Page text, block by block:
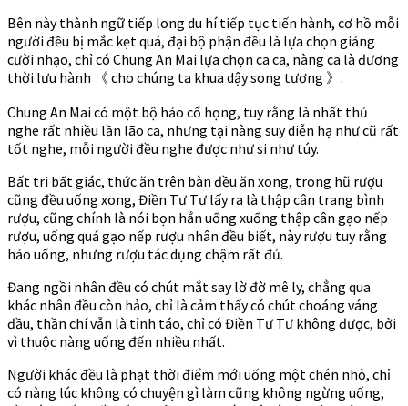
Bên này thành ngữ tiếp long du hí tiếp tục tiến hành, cơ hồ mỗi
người đều bị mắc kẹt quá, đại bộ phận đều là lựa chọn giảng
cười nhạo, chỉ có Chung An Mai lựa chọn ca ca, nàng ca là đương
thời lưu hành 《 cho chúng ta khua dậy song tương 》.
Chung An Mai có một bộ hảo cổ họng, tuy rằng là nhất thủ
nghe rất nhiều lần lão ca, nhưng tại nàng suy diễn hạ như cũ rất
tốt nghe, mỗi người đều nghe được như si như túy.
Bất tri bất giác, thức ăn trên bàn đều ăn xong, trong hũ rượu
cũng đều uống xong, Điền Tư Tư lấy ra là thập cân trang bình
rượu, cũng chính là nói bọn hắn uống xuống thập cân gạo nếp
rượu, uống quá gạo nếp rượu nhân đều biết, này rượu tuy rằng
hảo uống, nhưng rượu tác dụng chậm rất đủ.
Đang ngồi nhân đều có chút mắt say lờ đờ mê ly, chẳng qua
khác nhân đều còn hảo, chỉ là cảm thấy có chút choáng váng
đầu, thần chí vẫn là tỉnh táo, chỉ có Điền Tư Tư không được, bởi
vì thuộc nàng uống đến nhiều nhất.
Người khác đều là phạt thời điểm mới uống một chén nhỏ, chỉ
có nàng lúc không có chuyện gì làm cũng không ngừng uống,